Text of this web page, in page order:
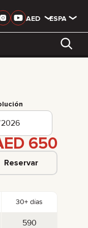
AED
AED ESPAÑOL
650
Reservar
30+ días
590